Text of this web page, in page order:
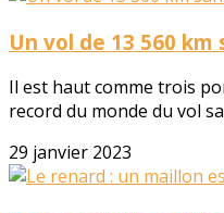
Un vol de 13 560 km
Il est haut comme trois
record du monde du vol
29 janvier 2023